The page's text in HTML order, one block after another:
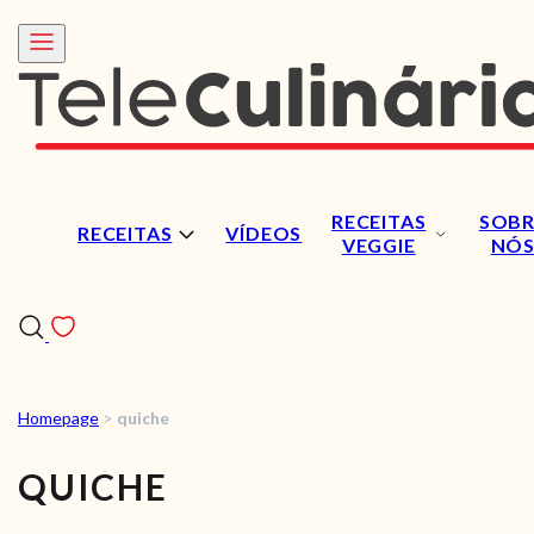
RECEITAS VÍDEOS
RECEITAS
VEGGIE
NÓS
Homepage > quiche
QUICHE